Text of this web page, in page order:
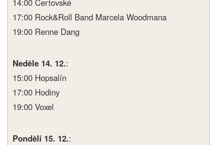
17:00 Rock&Roll Band Marcela Woodmana
19:00 Renne Dang
Neděle 14. 12.:
15:00 Hopsalín
17:00 Hodiny
19:00 Voxel
Pondělí 15. 12.: